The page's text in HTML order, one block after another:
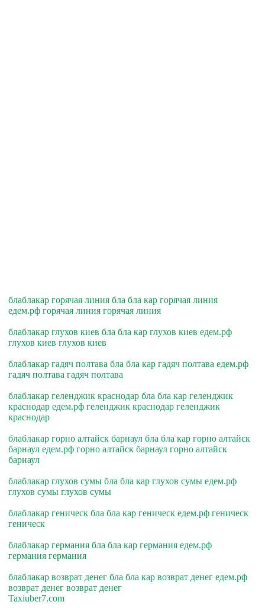
блаблакар горячая линия бла бла кар горячая линия
едем.рф горячая линия горячая линия
блаблакар глухов киев бла бла кар глухов киев едем.рф
глухов киев глухов киев
блаблакар гадяч полтава бла бла кар гадяч полтава едем.рф
гадяч полтава гадяч полтава
блаблакар геленджик краснодар бла бла кар геленджик
краснодар едем.рф геленджик краснодар геленджик
краснодар
блаблакар горно алтайск барнаул бла бла кар горно алтайск
барнаул едем.рф горно алтайск барнаул горно алтайск
барнаул
блаблакар глухов сумы бла бла кар глухов сумы едем.рф
глухов сумы глухов сумы
блаблакар геническ бла бла кар геническ едем.рф геническ
геническ
блаблакар германия бла бла кар германия едем.рф
германия германия
блаблакар возврат денег бла бла кар возврат денег едем.рф
возврат денег возврат денег
Taxiuber7.com